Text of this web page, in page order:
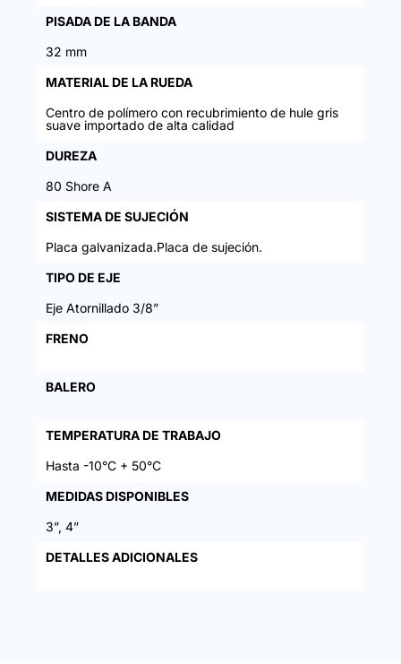
PISADA DE LA BANDA
32 mm
MATERIAL DE LA RUEDA
Centro de polímero con recubrimiento de hule gris
suave importado de alta calidad
DUREZA
80 Shore A
SISTEMA DE SUJECIÓN
Placa galvanizada.Placa de sujeción.
TIPO DE EJE
Eje Atornillado 3/8”
FRENO
BALERO
TEMPERATURA DE TRABAJO
Hasta -10°C + 50°C
MEDIDAS DISPONIBLES
3”, 4”
DETALLES ADICIONALES